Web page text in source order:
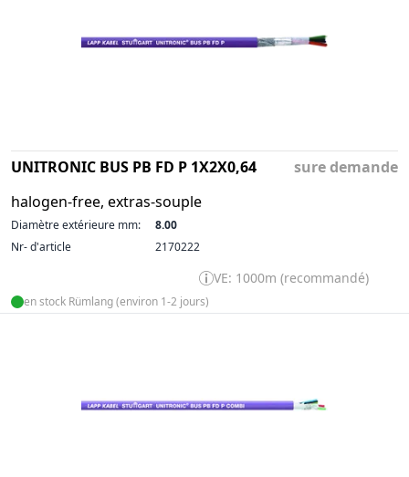
UNITRONIC BUS PB FD P 1X2X0,64
halogen-free, extras-souple
sure demande
Diamètre extérieure mm:
8.00
Nr- d'article
2170222
VE: 1000m (recommandé)
en stock Rümlang (environ 1-2 jours)